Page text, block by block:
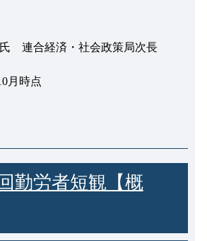
合経済・社会政策局次長
月時点
勤労者短観【概